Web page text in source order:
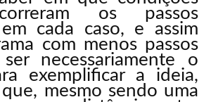
os passos
cada caso, e assim
com menos passos
necessariamente o
exemplificar a ideia,
mesmo sendo uma